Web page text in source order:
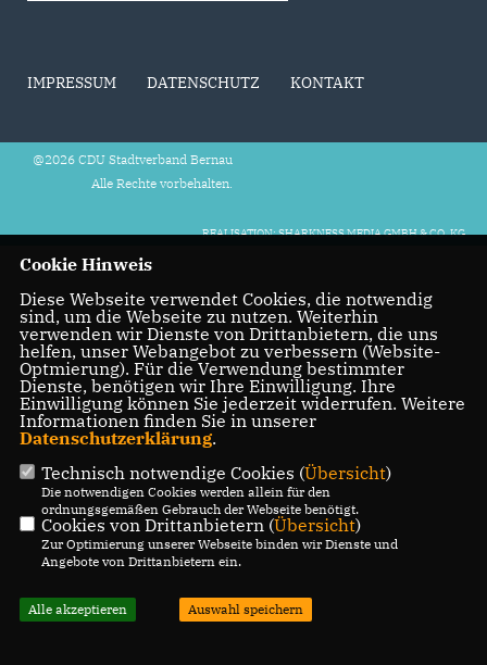
IMPRESSUM DATENSCHUTZ KONTAKT
@2026 CDU Stadtverband Bernau
Alle Rechte vorbehalten.
REALISATION: SHARKNESS MEDIA GMBH & CO. KG
Cookie Hinweis
Diese Webseite verwendet Cookies, die notwendig
sind, um die Webseite zu nutzen. Weiterhin
verwenden wir Dienste von Drittanbietern, die uns
helfen, unser Webangebot zu verbessern (Website-
Optmierung). Für die Verwendung bestimmter
Dienste, benötigen wir Ihre Einwilligung. Ihre
Einwilligung können Sie jederzeit widerrufen. Weitere
Informationen finden Sie in unserer
Datenschutzerklärung.
Technisch notwendige Cookies (Übersicht)
Die notwendigen Cookies werden allein für den
ordnungsgemäßen Gebrauch der Webseite benötigt.
Cookies von Drittanbietern (Übersicht)
Zur Optimierung unserer Webseite binden wir Dienste und
Angebote von Drittanbietern ein.
Alle akzeptieren Auswahl speichern